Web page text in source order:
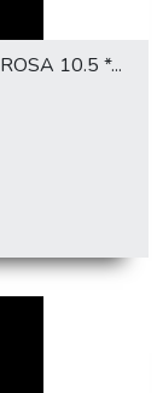
10.5 *...